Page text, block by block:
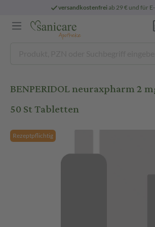
versandkostenfreiab 29 € und für
BENPERIDOL neuraxpharm 2
50 St Tabletten
Rezeptpflichtig